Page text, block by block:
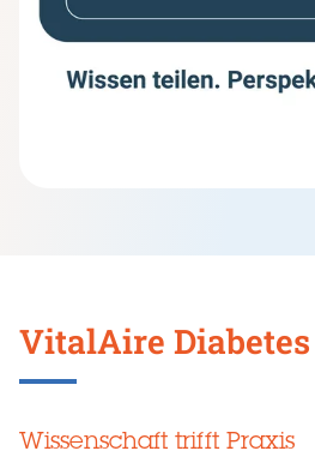
VitalAire
Wissenschaft trifft Praxis